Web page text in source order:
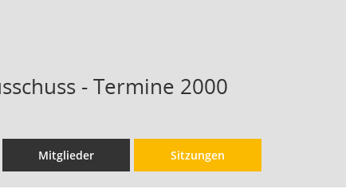
- Termine 2000
Mitglieder Sitzungen